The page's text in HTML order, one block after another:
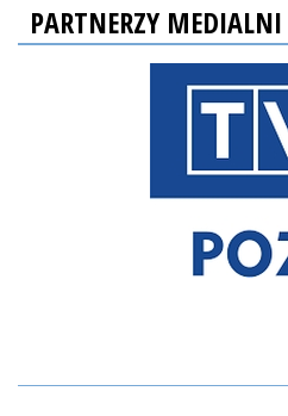
PARTNERZY MEDIALNI